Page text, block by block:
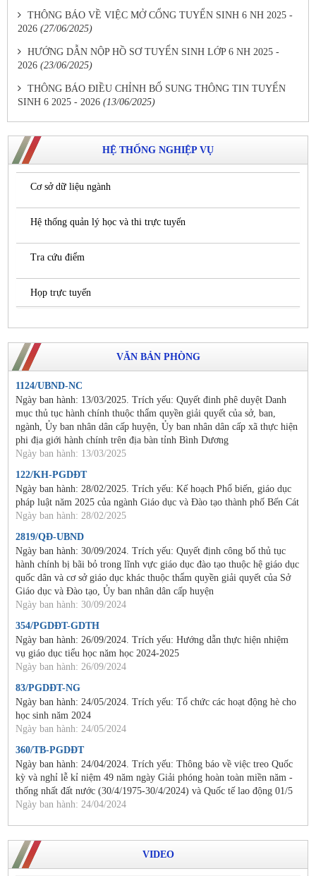
THÔNG BÁO VỀ VIỆC MỞ CỔNG TUYỂN SINH 6 NH 2025 -
2026 (27/06/2025)
HƯỚNG DẪN NỘP HỒ SƠ TUYỂN SINH LỚP 6 NH 2025 -
2026 (23/06/2025)
THÔNG BÁO ĐIỀU CHỈNH BỔ SUNG THÔNG TIN TUYỂN
SINH 6 2025 - 2026 (13/06/2025)
HỆ THỐNG NGHIỆP VỤ
Cơ sở dữ liệu ngành
Hệ thống quản lý học và thi trực tuyến
Tra cứu điểm
Họp trực tuyến
VĂN BẢN PHÒNG
1124/UBND-NC
Ngày ban hành: 13/03/2025. Trích yếu: Quyết đinh phê duyệt Danh
mục thủ tục hành chính thuộc thẩm quyền giải quyết của sở, ban,
ngành, Ủy ban nhân dân cấp huyện, Ủy ban nhân dân cấp xã thực hiện
phi địa giới hành chính trên địa bàn tỉnh Bình Dương
Ngày ban hành: 13/03/2025
122/KH-PGDĐT
Ngày ban hành: 28/02/2025. Trích yếu: Kế hoạch Phổ biến, giáo dục
pháp luật năm 2025 của ngành Giáo dục và Đào tạo thành phố Bến Cát
Ngày ban hành: 28/02/2025
2819/QĐ-UBND
Ngày ban hành: 30/09/2024. Trích yếu: Quyết định công bố thủ tục
hành chính bị bãi bỏ trong lĩnh vực giáo dục đào tạo thuộc hệ giáo dục
quốc dân và cơ sở giáo dục khác thuộc thẩm quyền giải quyết của Sở
Giáo dục và Đào tạo, Ủy ban nhân dân cấp huyện
Ngày ban hành: 30/09/2024
354/PGDĐT-GDTH
Ngày ban hành: 26/09/2024. Trích yếu: Hướng dẫn thực hiện nhiệm
vụ giáo dục tiểu học năm học 2024-2025
Ngày ban hành: 26/09/2024
83/PGDĐT-NG
Ngày ban hành: 24/05/2024. Trích yếu: Tổ chức các hoạt động hè cho
học sinh năm 2024
Ngày ban hành: 24/05/2024
360/TB-PGDĐT
Ngày ban hành: 24/04/2024. Trích yếu: Thông báo về việc treo Quốc
kỳ và nghỉ lễ kỉ niệm 49 năm ngày Giải phóng hoàn toàn miền năm -
thống nhất đất nước (30/4/1975-30/4/2024) và Quốc tế lao động 01/5
Ngày ban hành: 24/04/2024
VIDEO